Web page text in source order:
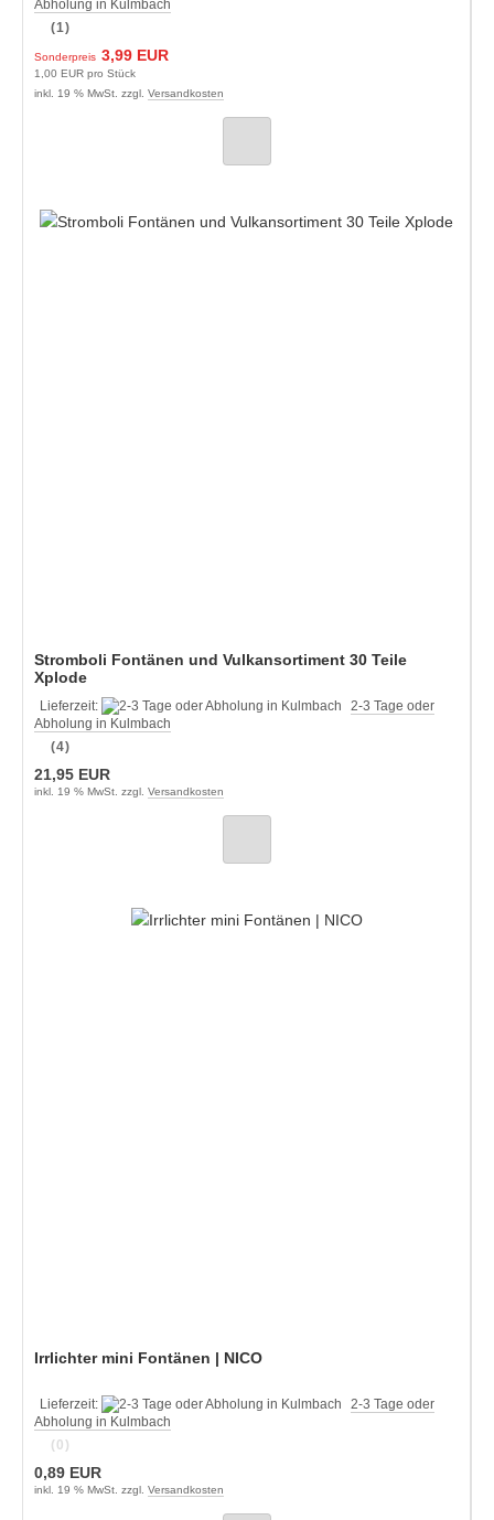
Abholung in Kulmbach
(1)
Sonderpreis 3,99 EUR
1,00 EUR pro Stück
inkl. 19 % MwSt. zzgl. Versandkosten
Stromboli Fontänen und Vulkansortiment 30 Teile
Xplode
Lieferzeit:
2-3 Tage oder
Abholung in Kulmbach
(4)
21,95 EUR
inkl. 19 % MwSt. zzgl. Versandkosten
Irrlichter mini Fontänen | NICO
Lieferzeit:
2-3 Tage oder
Abholung in Kulmbach
(0)
0,89 EUR
inkl. 19 % MwSt. zzgl. Versandkosten